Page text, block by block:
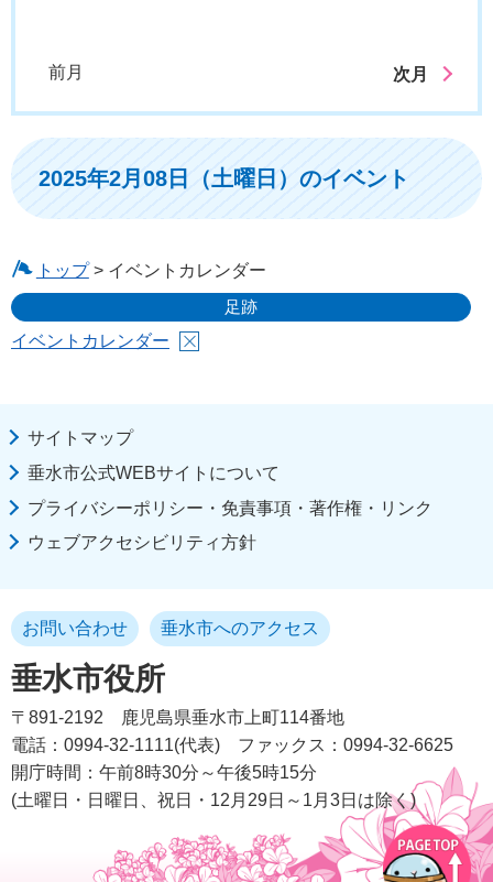
前月 次月
2025年2月08日（土曜日）のイベント
トップ> イベントカレンダー
足跡
イベントカレンダー
サイトマップ
垂水市公式WEBサイトについて
プライバシーポリシー・免責事項・著作権・リンク
ウェブアクセシビリティ方針
垂水市役所
お問い合わせ 垂水市へのアクセス
〒891-2192
鹿児島県垂水市上町114番地
電話：0994-32-1111(代表)
ファックス：0994-32-6625
開庁時間：午前8時30分～午後5時15分
(土曜日・日曜日、祝日・12月29日～1月3日は除く)